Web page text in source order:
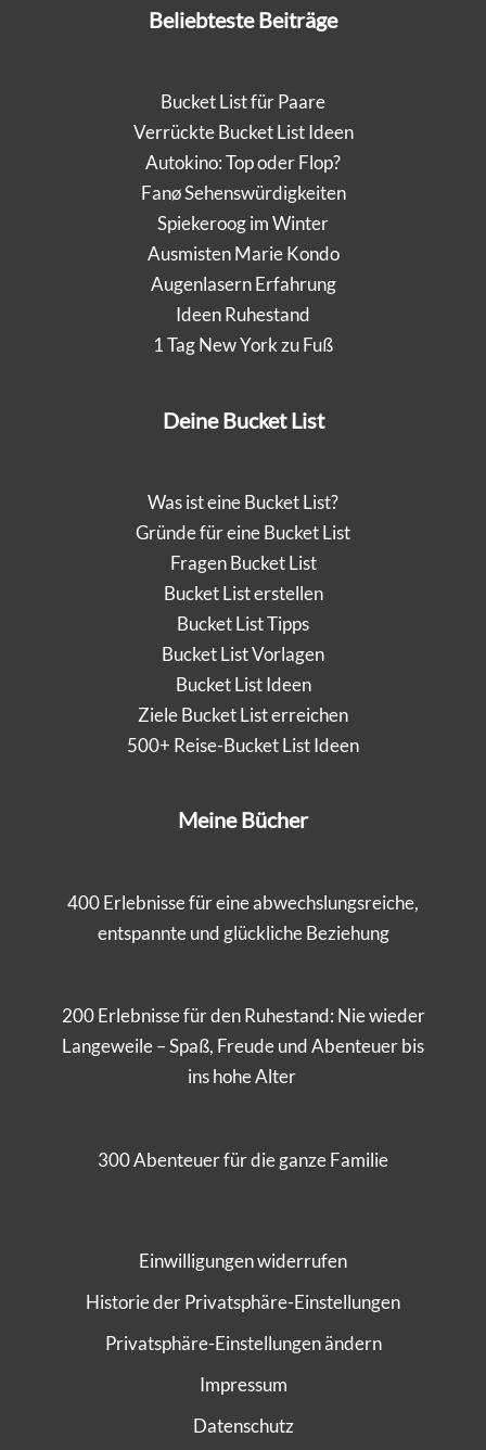
Beliebteste Beiträge
Bucket List für Paare
Verrückte Bucket List Ideen
Autokino: Top oder Flop?
Fanø Sehenswürdigkeiten
Spiekeroog im Winter
Ausmisten Marie Kondo
Augenlasern Erfahrung
Ideen Ruhestand
1 Tag New York zu Fuß
Deine Bucket List
Was ist eine Bucket List?
Gründe für eine Bucket List
Fragen Bucket List
Bucket List erstellen
Bucket List Tipps
Bucket List Vorlagen
Bucket List Ideen
Ziele Bucket List erreichen
500+ Reise-Bucket List Ideen
Meine Bücher
400 Erlebnisse für eine abwechslungsreiche,
entspannte und glückliche Beziehung
200 Erlebnisse für den Ruhestand: Nie wieder
Langeweile – Spaß, Freude und Abenteuer bis
ins hohe Alter
300 Abenteuer für die ganze Familie
Einwilligungen widerrufen
Historie der Privatsphäre-Einstellungen
Privatsphäre-Einstellungen ändern
Impressum
Datenschutz